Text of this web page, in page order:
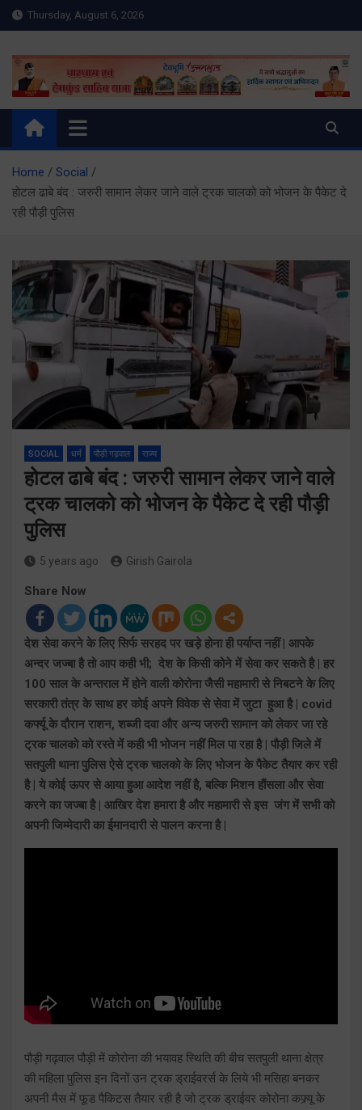
Skip
to
Thursday, August 6, 2026
Meru Raibar | Uttarakhand
News | Uttarkashi News
meruraibar.com
Home
Social
होटल ढाबे बंद : जरुरी सामान लेकर जाने वाले ट्रक चालको को भोजन के पैकेट दे
रही पौड़ी पुलिस
SOCIAL धर्म पौड़ी गढ़वाल राज्य
होटल ढाबे बंद : जरुरी सामान लेकर जाने वाले
ट्रक चालको को भोजन के पैकेट दे रही पौड़ी
पुलिस
5 years ago Girish Gairola
Share Now
देश सेवा करने के लिए सिर्फ सरहद पर खड़े होना ही पर्याप्त नहीं | आपके
अन्दर जज्बा है तो आप कही भी; देश के किसी कोने में सेवा कर सकते है | हर
100 साल के अन्तराल में होने वाली कोरोना जैसी महामारी से निबटने के लिए
सरकारी तंत्र के साथ हर कोई अपने विवेक से सेवा में जुटा हुआ है | covid
कर्फ्यू के दौरान राशन, शब्जी दवा और अन्य जरुरी सामान को लेकर जा रहे
ट्रक चालको को रस्ते में कही भी भोजन नहीं मिल पा रहा है | पौड़ी जिले में
सतपुली थाना पुलिस ऐसे ट्रक चालको के लिए भोजन के पैकेट तैयार कर रही
है | ये कोई ऊपर से आया हुआ आदेश नहीं है, बल्कि मिशन हौंसला और सेवा
करने का जज्बा है | आखिर देश हमारा है और महामारी से इस जंग में सभी को
अपनी जिम्मेदारी का ईमानदारी से पालन करना है |
पौड़ी गढ़वाल पौड़ी में कोरोना की भयावह स्थिति की बीच सतपुली थाना क्षेत्र
की महिला पुलिस इन दिनों उन ट्रक ड्राईवरर्स के लिये भी मसिहा बनकर
अपनी मैस में फूड पैकिटस तैयार रही है जो ट्रक ड्राईवर कोरोना कफ्र्यू के